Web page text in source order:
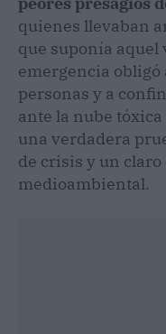
quienes llevaban
que suponía aquel
emergencia obligó
personas y a
ante la nube
una verdadera
de crisis y un
medioambiental.